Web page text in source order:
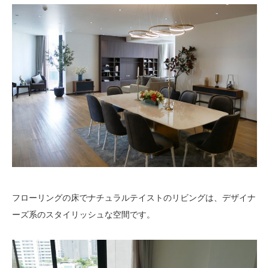
フローリングの床でナチュラルテイストのリビングは、デザイナ
ーズ系のスタイリッシュな空間です。